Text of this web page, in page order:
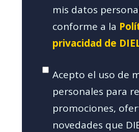
mis datos
conforme a la
privacidad de
Acepto el uso de
personales para
promociones,
novedades que